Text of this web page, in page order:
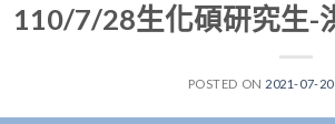
110/7/28生化碩研究生-
POSTED ON 2021-07-20